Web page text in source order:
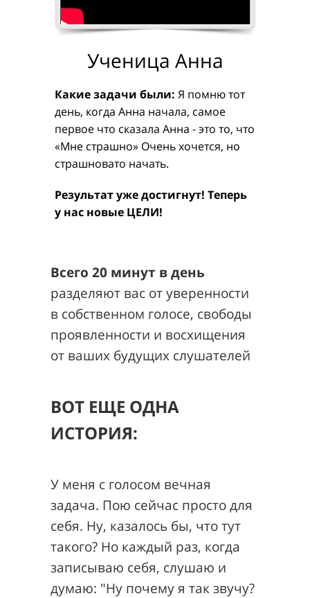
Ученица Анна
Какие задачи были: Я помню тот
день, когда Анна начала, самое
первое что сказала Анна - это то, что
«Мне страшно» Очень хочется, но
страшновато начать.
Результат уже достигнут! Теперь
у нас новые ЦЕЛИ!
Всего 20 минут в день
разделяют вас от уверенности
в собственном голосе, свободы
проявленности и восхищения
от ваших будущих слушателей
ВОТ ЕЩЕ ОДНА
ИСТОРИЯ:
У меня с голосом вечная
задача. Пою сейчас просто для
себя. Ну, казалось бы, что тут
такого? Но каждый раз, когда
записываю себя, слушаю и
думаю: "Ну почему я так звучу?